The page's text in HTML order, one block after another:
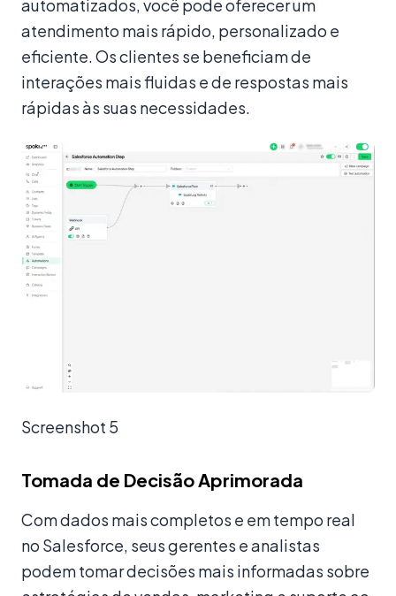
automatizados, você pode oferecer um
atendimento mais rápido, personalizado e
eficiente. Os clientes se beneficiam de
interações mais fluidas e de respostas mais
rápidas às suas necessidades.
Screenshot 5
Tomada de Decisão Aprimorada
Com dados mais completos e em tempo real
no Salesforce, seus gerentes e analistas
podem tomar decisões mais informadas sobre